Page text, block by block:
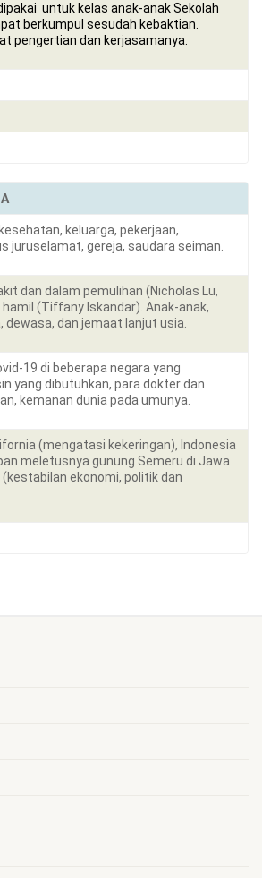
untuk kelas anak-anak Sekolah
berkumpul sesudah kebaktian.
pengertian dan kerjasamanya.
keluarga, pekerjaan,
juruselamat, gereja, saudara seiman.
dan dalam pemulihan (Nicholas Lu,
hamil (Tiffany Iskandar). Anak-anak,
dewasa, dan jemaat lanjut usia.
19 di beberapa negara yang
yang dibutuhkan, para dokter dan
kemanan dunia pada umunya.
(mengatasi kekeringan), Indonesia
meletusnya gunung Semeru di Jawa
ekonomi, politik dan